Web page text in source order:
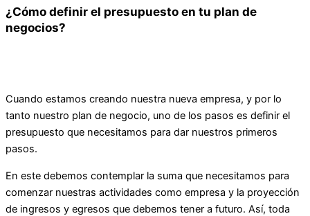
¿Cómo definir el presupuesto en tu plan de
negocios?
Cuando estamos creando nuestra nueva empresa, y por lo
tanto nuestro plan de negocio, uno de los pasos es definir el
presupuesto que necesitamos para dar nuestros primeros
pasos.
En este debemos contemplar la suma que necesitamos para
comenzar nuestras actividades como empresa y la proyección
de ingresos y egresos que debemos tener a futuro. Así, toda